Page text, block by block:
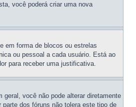
você poderá criar uma nova
em forma de blocos ou estrelas
ou pessoal a cada usuário. Está ao
para receber uma justificativa.
você não pode alterar diretamente
dos fóruns não tolera este tipo de